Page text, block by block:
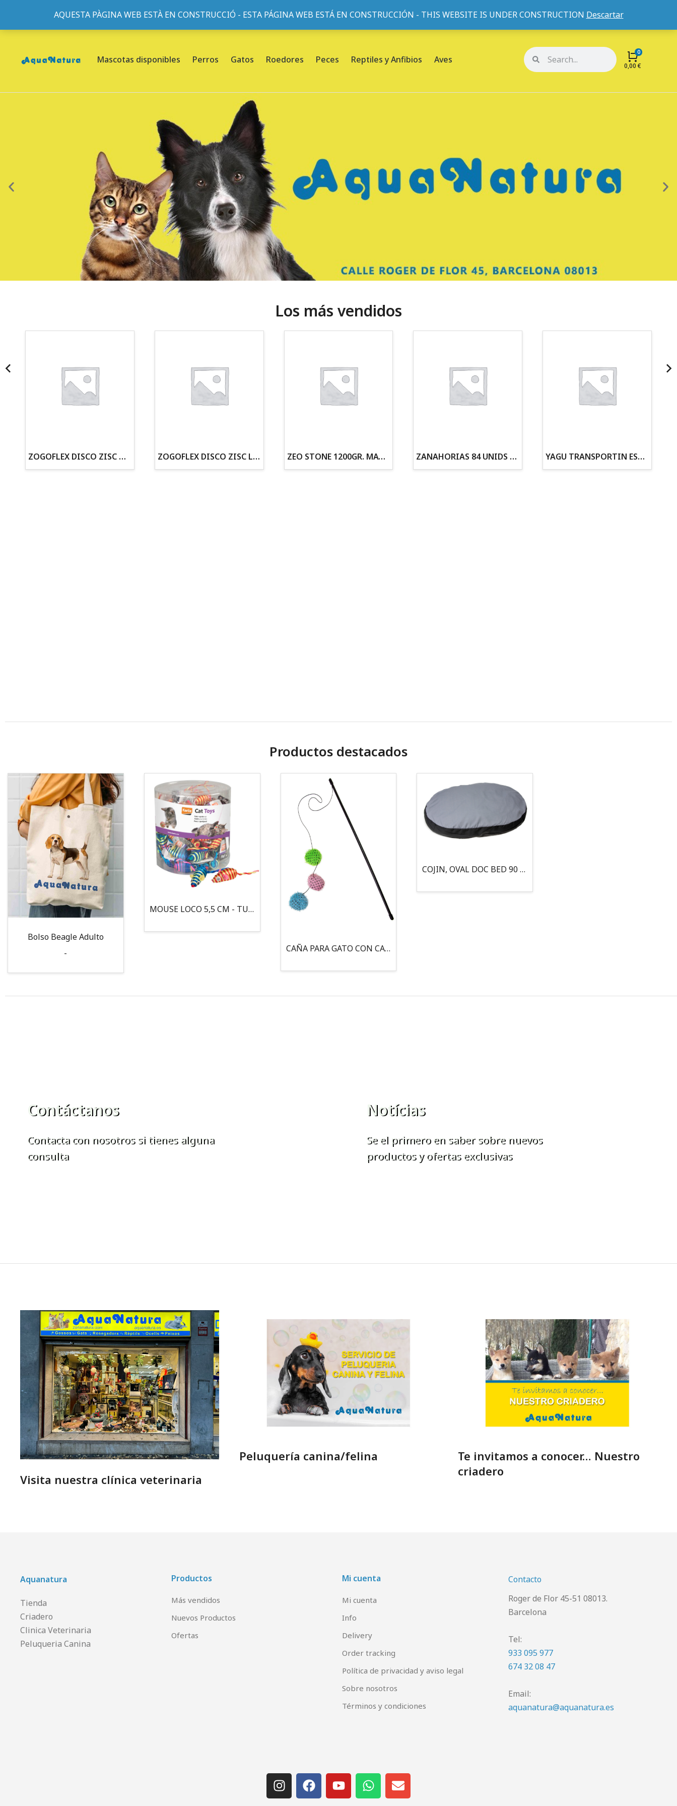
AQUESTA PÀGINA WEB ESTÀ EN CONSTRUCCIÓ - ESTA PÁGINA WEB ESTÁ EN CONSTRUCCIÓN - THIS WEBSITE IS UNDER CONSTRUCTION Descartar
933095977-933152057-933103463- C/ de Roger de Flor, 45, L'Eixample, 08013 Barcelona |Sobre nosotros Mi cuenta Mis pedidos
Mascotas disponibles Perros Gatos Roedores Peces Reptiles y Anfibios Aves
0,00€
¡Somos Aquanatura!
· Tienda especializada en mascotas
· Asesoramiento profesional personalizado
Los más vendidos
ZOGOFLEX DISCO ZISC MINI (16CM) FLUORESCENTE ZOGOFLEX DISCO ZISC L (21.6CM) FLUORESCENTE ZEO STONE 1200GR. MATERIAL FILTRANTE ZANAHORIAS 84 UNIDS EN DISPLAY YAGU TRANSPORTIN ESPUMA CAMUFLAJE Nº1 36x30x28
Productos destacados
Bolso Beagle Adulto
-
MOUSE LOCO 5,5 CM - TUBO
CAÑA PARA GATO CON CASCABEL, 3 PELOTAS CON CATNIP
COJIN, OVAL DOC BED 90 X 66 X 10CM GRIS/NEGRO, 95°
Contáctanos
Contacta con nosotros si tienes alguna
consulta
Notícias
Se el primero en saber sobre nuevos
productos y ofertas exclusivas
Visita nuestra clínica veterinaria
Peluquería canina/felina
Te invitamos a conocer… Nuestro
criadero
Aquanatura
Tienda
Criadero
Clinica Veterinaria
Peluqueria Canina
Productos
Más vendidos
Nuevos Productos
Ofertas
Mi cuenta
Mi cuenta
Info
Delivery
Order tracking
Política de privacidad y aviso legal
Sobre nosotros
Términos y condiciones
Contacto
Roger de Flor 45-51 08013.
Barcelona
Tel:
933 095 977
674 32 08 47
Email:
aquanatura@aquanatura.es